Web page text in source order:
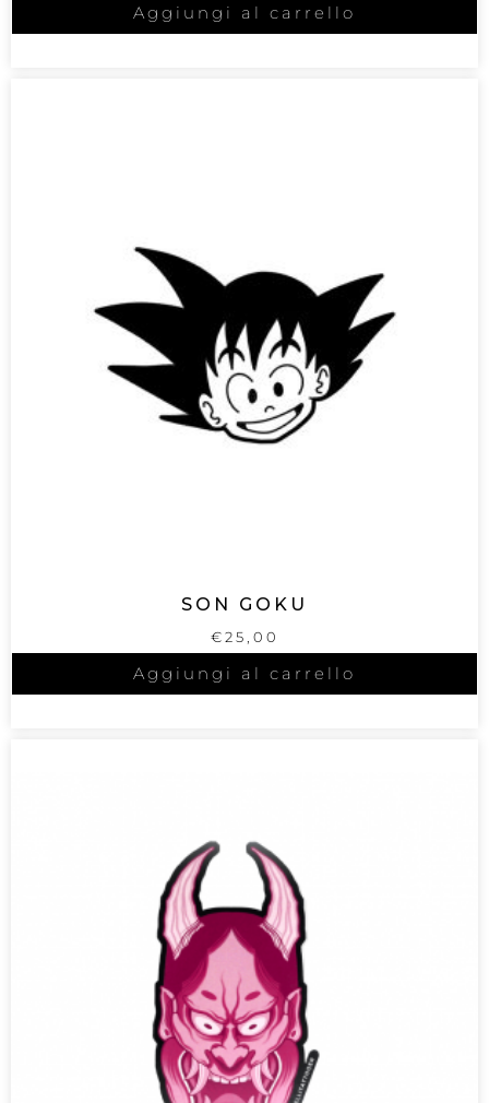
Aggiungi al carrello
SON GOKU
€25,00
Aggiungi al carrello